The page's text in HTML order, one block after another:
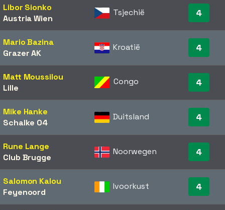
Libor Sionko
Austria Wien
Tsjechië 4
Mario Bazina
Grazer AK
Kroatië 4
Matt Moussilou
Lille
Congo 4
Mike Hanke
Schalke 04
Duitsland 4
Rune Lange
Club Brugge
Noorwegen 4
Salomon Kalou
Feyenoord
Ivoorkust 4